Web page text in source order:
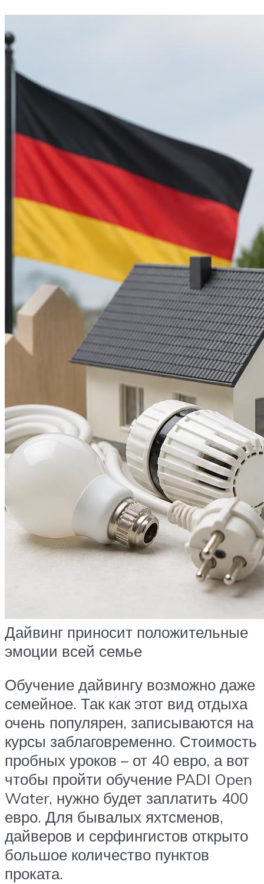
Дайвинг приносит положительные
эмоции всей семье
Обучение дайвингу возможно даже
семейное. Так как этот вид отдыха
очень популярен, записываются на
курсы заблаговременно. Стоимость
пробных уроков – от 40 евро, а вот
чтобы пройти обучение PADI Open
Water, нужно будет заплатить 400
евро. Для бывалых яхтсменов,
дайверов и серфингистов открыто
большое количество пунктов
проката.